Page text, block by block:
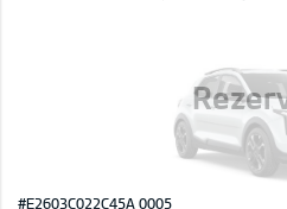
#E2603C022C45A 0005